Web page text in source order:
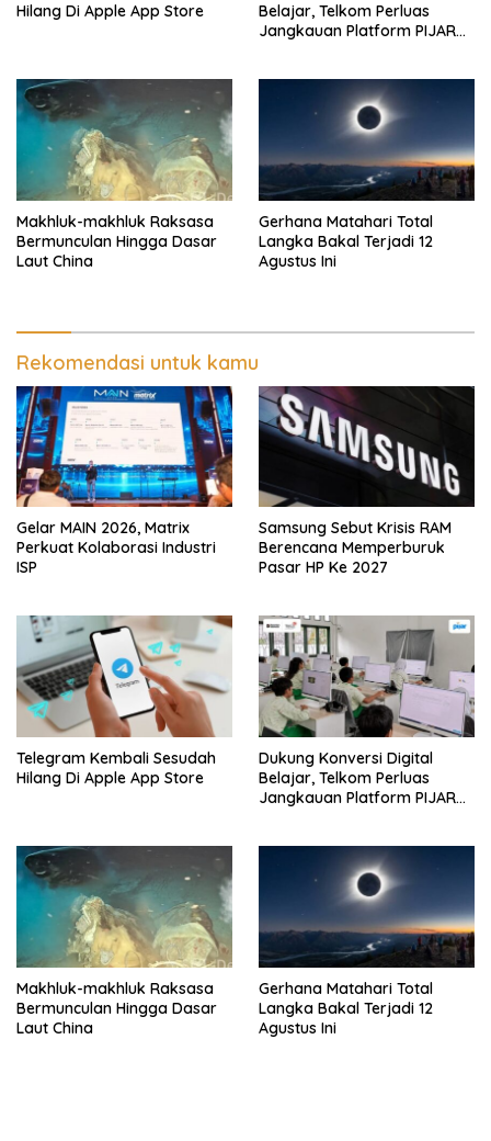
Hilang Di Apple App Store
Belajar, Telkom Perluas
Jangkauan Platform PIJAR
Makhluk-makhluk Raksasa
Bermunculan Hingga Dasar
Laut China
Gerhana Matahari Total
Langka Bakal Terjadi 12
Agustus Ini
Rekomendasi untuk kamu
Gelar MAIN 2026, Matrix
Perkuat Kolaborasi Industri
ISP
Samsung Sebut Krisis RAM
Berencana Memperburuk
Pasar HP Ke 2027
Telegram Kembali Sesudah
Hilang Di Apple App Store
Dukung Konversi Digital
Belajar, Telkom Perluas
Jangkauan Platform PIJAR
Makhluk-makhluk Raksasa
Bermunculan Hingga Dasar
Laut China
Gerhana Matahari Total
Langka Bakal Terjadi 12
Agustus Ini